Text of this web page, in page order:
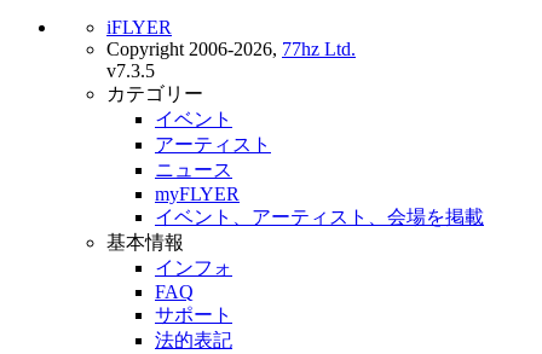
iFLYER
Copyright 2006-2026, 77hz Ltd.
v7.3.5
カテゴリー
イベント
アーティスト
ニュース
myFLYER
イベント、アーティスト、会場を掲載
基本情報
インフォ
FAQ
サポート
法的表記